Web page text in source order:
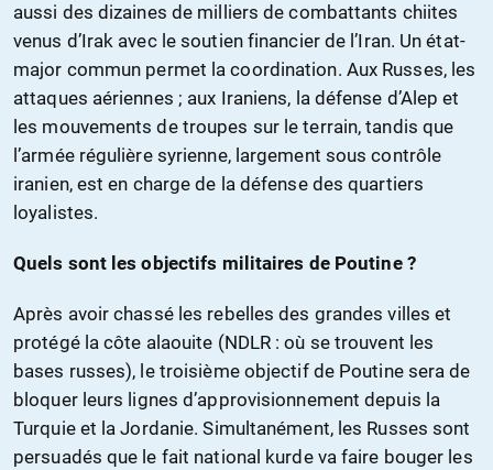
aussi des dizaines de milliers de combattants chiites
venus d’Irak avec le soutien financier de l’Iran. Un état-
major commun permet la coordination. Aux Russes, les
attaques aériennes ; aux Iraniens, la défense d’Alep et
les mouvements de troupes sur le terrain, tandis que
l’armée régulière syrienne, largement sous contrôle
iranien, est en charge de la défense des quartiers
loyalistes.
Quels sont les objectifs militaires de Poutine ?
Après avoir chassé les rebelles des grandes villes et
protégé la côte alaouite (NDLR : où se trouvent les
bases russes), le troisième objectif de Poutine sera de
bloquer leurs lignes d’approvisionnement depuis la
Turquie et la Jordanie. Simultanément, les Russes sont
persuadés que le fait national kurde va faire bouger les